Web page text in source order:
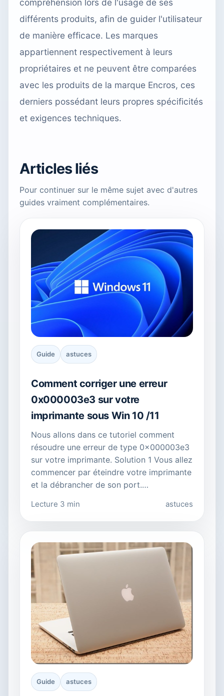
compréhension lors de l'usage de ses
différents produits, afin de guider l'utilisateur
de manière efficace. Les marques
appartiennent respectivement à leurs
propriétaires et ne peuvent être comparées
avec les produits de la marque Encros, ces
derniers possédant leurs propres spécificités
et exigences techniques.
Articles liés
Pour continuer sur le même sujet avec d'autres
guides vraiment complémentaires.
Guide astuces
Comment corriger une erreur
0x000003e3 sur votre
imprimante sous Win 10 /11
Nous allons dans ce tutoriel comment
résoudre une erreur de type 0x000003e3
sur votre imprimante. Solution 1 Vous allez
commencer par éteindre votre imprimante
et la débrancher de son port.…
Lecture 3 min astuces
Guide astuces